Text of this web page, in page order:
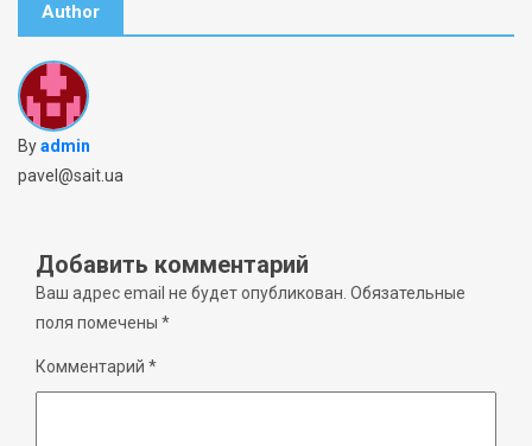
Author
Byadmin
pavel@sait.ua
Добавить комментарий
Ваш адрес email не будет опубликован. Обязательные
поля помечены *
Комментарий *